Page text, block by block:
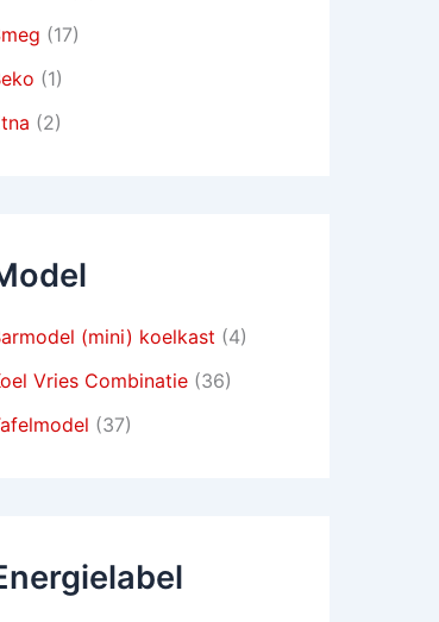
(17)
(1)
(2)
(mini) koelkast (4)
Vries Combinatie (36)
(37)